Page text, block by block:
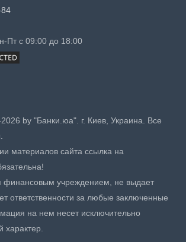
Пт с 09:00 до 18:00
by "Банки.юа". г. Киев, Украина. Все
материалов сайта ссылка на
финансовым учреждением, не выдает
ответственности за любые заключенные
на нем несет исключительно